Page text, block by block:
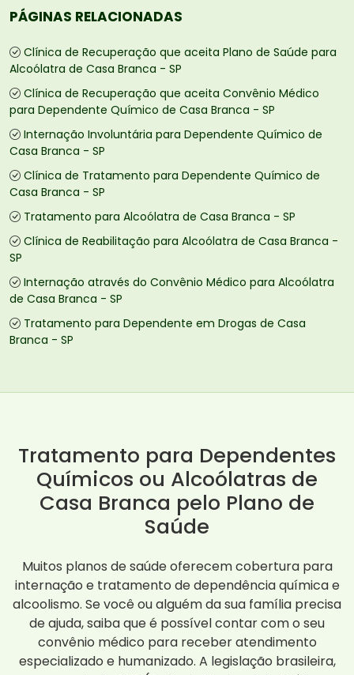
PÁGINAS RELACIONADAS
Clínica de Recuperação que aceita Plano de Saúde para
Alcoólatra de Casa Branca - SP
Clínica de Recuperação que aceita Convênio Médico
para Dependente Químico de Casa Branca - SP
Internação Involuntária para Dependente Químico de
Casa Branca - SP
Clínica de Tratamento para Dependente Químico de
Casa Branca - SP
Tratamento para Alcoólatra de Casa Branca - SP
Clínica de Reabilitação para Alcoólatra de Casa Branca -
SP
Internação através do Convênio Médico para Alcoólatra
de Casa Branca - SP
Tratamento para Dependente em Drogas de Casa
Branca - SP
Tratamento para Dependentes
Químicos ou Alcoólatras de
Casa Branca pelo Plano de
Saúde
Muitos planos de saúde oferecem cobertura para
internação e tratamento de dependência química e
alcoolismo. Se você ou alguém da sua família precisa
de ajuda, saiba que é possível contar com o seu
convênio médico para receber atendimento
especializado e humanizado. A legislação brasileira,